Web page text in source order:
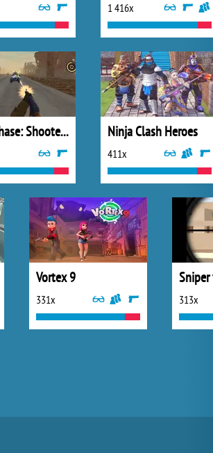
1 416x
Road Chase: Shooter Realistic Guns Ninja Clash Heroes
411x
Vortex 9
331x 313x